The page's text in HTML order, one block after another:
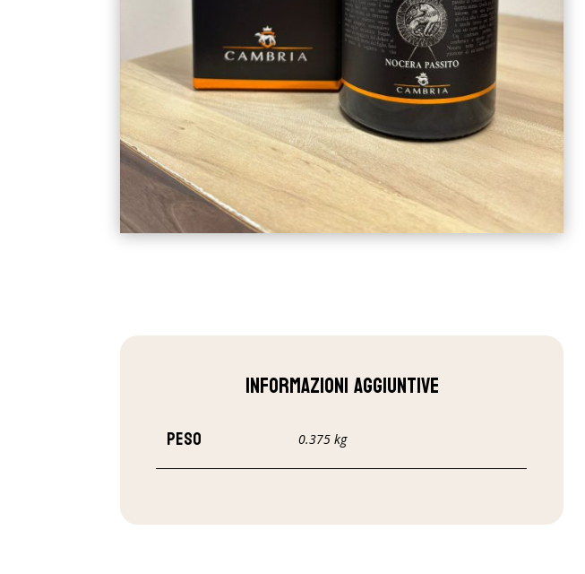
Informazioni aggiuntive
Peso 0.375 kg